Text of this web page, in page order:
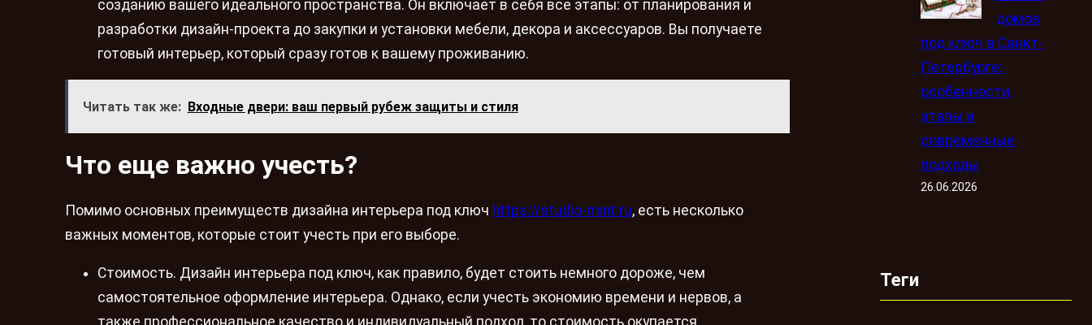
созданию вашего идеального пространства. Он включает в себя все этапы: от планирования и
разработки дизайн-проекта до закупки и установки мебели, декора и аксессуаров. Вы получаете
готовый интерьер, который сразу готов к вашему проживанию.
Читать так же: Входные двери: ваш первый рубеж защиты и стиля
Что еще важно учесть?
Помимо основных преимуществ дизайна интерьера под ключ https://studio-mint.ru, есть несколько
важных моментов, которые стоит учесть при его выборе.
Стоимость. Дизайн интерьера под ключ, как правило, будет стоить немного дороже, чем
самостоятельное оформление интерьера. Однако, если учесть экономию времени и нервов, а
домов
под ключ в Санкт-
Петербурге:
особенности,
этапы и
современные
подходы
26.06.2026
Теги